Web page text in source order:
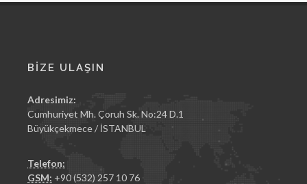
BİZE ULAŞIN
Adresimiz:
Cumhuriyet Mh. Çoruh Sk. No:24 D.1
Büyükçekmece / İSTANBUL
Telefon:
GSM: +90 (532) 257 10 76